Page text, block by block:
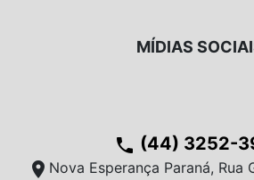
MÍDIAS
phone (44) 3252-
location_on Nova Esperança Paraná, Rua